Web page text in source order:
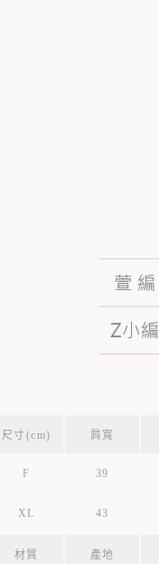
尺寸(cm) 肩寬
F 39
XL 43
材質 產地